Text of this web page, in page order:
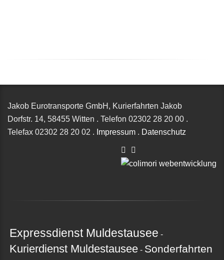
Jakob Eurotransporte GmbH, Kurierfahrten Jakob
Dorfstr. 14, 58455 Witten . Telefon 02302 28 20 00 .
Telefax 02302 28 20 02 . Impressum . Datenschutz
Expressdienst Muldestausee -
Kurierdienst Muldestausee - Sonderfahrten